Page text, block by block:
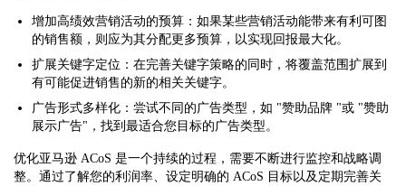
增加高绩效营销活动的预算：如果某些营销活动能带来有利可图
的销售额，则应为其分配更多预算，以实现回报最大化。
扩展关键字定位：在完善关键字策略的同时，将覆盖范围扩展到
有可能促进销售的新的相关关键字。
广告形式多样化：尝试不同的广告类型，如 "赞助品牌 "或 "赞助
展示广告"，找到最适合您目标的广告类型。
优化亚马逊 ACoS 是一个持续的过程，需要不断进行监控和战略调
整。通过了解您的利润率、设定明确的 ACoS 目标以及定期完善关